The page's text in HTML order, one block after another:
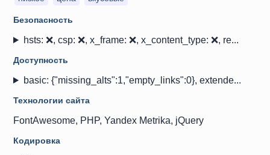
Безопасность
hsts: ❌, csp: ❌, x_frame: ❌, x_content_type: ❌, re...
Доступность
basic: {"missing_alts":1,"empty_links":0}, extende...
Технологии сайта
FontAwesome, PHP, Yandex Metrika, jQuery
Кодировка